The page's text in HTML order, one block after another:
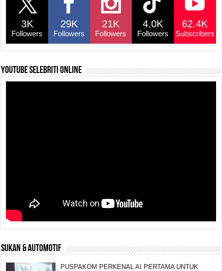
3K
Followers
29K
Followers
21K
Followers
4.0K
Followers
62.4K
Subscribers
YouTube selebriti online
SUKAN & AUTOMOTIF
PUSPAKOM PERKENAL AI PERTAMA UNTUK